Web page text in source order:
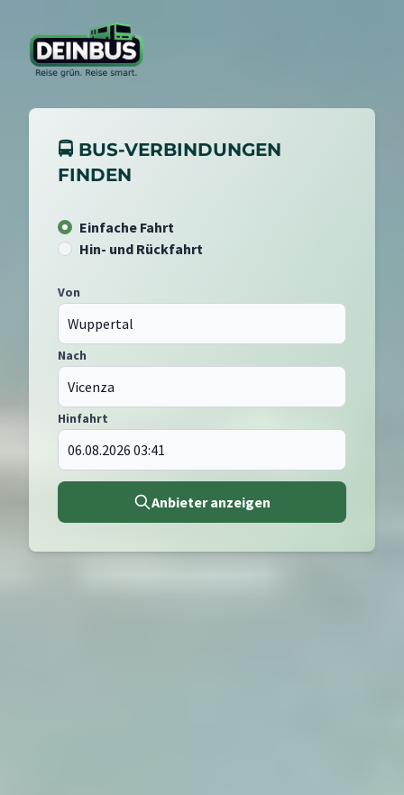
🚍 BUS-VERBINDUNGEN
FINDEN
Einfache Fahrt
Hin- und Rückfahrt
Von
Nach
Hinfahrt
Anbieter anzeigen